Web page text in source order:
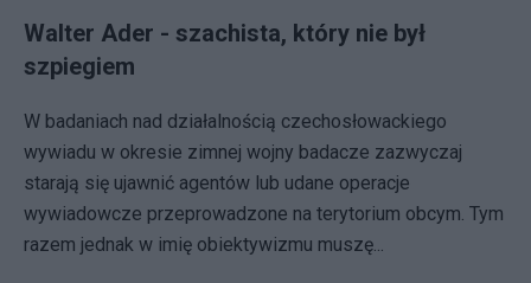
Walter Ader - szachista, który nie był
szpiegiem
W badaniach nad działalnością czechosłowackiego
wywiadu w okresie zimnej wojny badacze zazwyczaj
starają się ujawnić agentów lub udane operacje
wywiadowcze przeprowadzone na terytorium obcym. Tym
razem jednak w imię obiektywizmu muszę...